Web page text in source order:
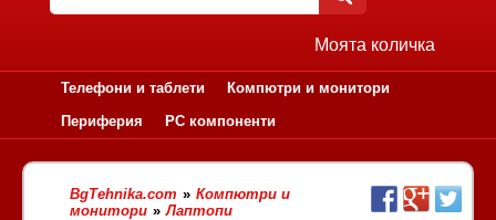
Моята количка
Телефони и таблети
Компютри и монитори
Периферия
PC компоненти
BgTehnika.com » Компютри и
монитори » Лаптопи